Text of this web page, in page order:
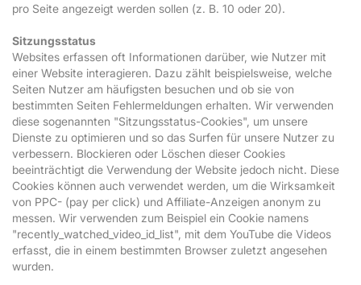
pro Seite angezeigt werden sollen (z. B. 10 oder 20).
Sitzungsstatus
Websites erfassen oft Informationen darüber, wie Nutzer mit
einer Website interagieren. Dazu zählt beispielsweise, welche
Seiten Nutzer am häufigsten besuchen und ob sie von
bestimmten Seiten Fehlermeldungen erhalten. Wir verwenden
diese sogenannten "Sitzungsstatus-Cookies", um unsere
Dienste zu optimieren und so das Surfen für unsere Nutzer zu
verbessern. Blockieren oder Löschen dieser Cookies
beeinträchtigt die Verwendung der Website jedoch nicht. Diese
Cookies können auch verwendet werden, um die Wirksamkeit
von PPC- (pay per click) und Affiliate-Anzeigen anonym zu
messen. Wir verwenden zum Beispiel ein Cookie namens
"recently_watched_video_id_list", mit dem YouTube die Videos
erfasst, die in einem bestimmten Browser zuletzt angesehen
wurden.